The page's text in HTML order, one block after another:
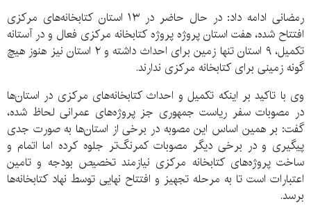
رمضانی ادامه داد: در حال حاضر در ۱۳ استان کتابخانه‌های مرکزی
افتتاح شده، هفت استان پروژه پروژه کتابخانه مرکزی فعال و در آستانه
تکمیل، ۹ استان تنها زمین برای احداث داشته و ۲ استان نیز هنوز هیچ
گونه زمینی برای کتابخانه مرکزی ندارند.
وی با تاکید بر اینکه تکمیل و احداث کتابخانه‌های مرکزی در استان‌ها
در مصوبات سفر ریاست جمهوری جز پروژه‌های عمرانی لحاظ شده،
گفت: بر همین اساس این مصوبه در برخی از استان‌ها به صورت جدی
پیگیری و در برخی دیگر مصوبات کمرنگ‌تر جلوه کرده اما اتمام و
ساخت پروژه‌های کتابخانه مرکزی نیازمند تخصیص بودجه و تامین
اعتبارات است تا به مرحله تجهیز و افتتاح نهایی توسط نهاد کتابخانه‌ها
برسد.